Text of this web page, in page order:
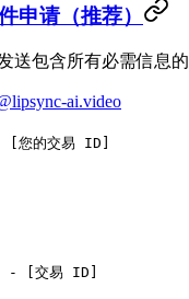
申请（推荐）
送包含所有必需信息的
ai.video
[您的交易 ID]
- [交易 ID]